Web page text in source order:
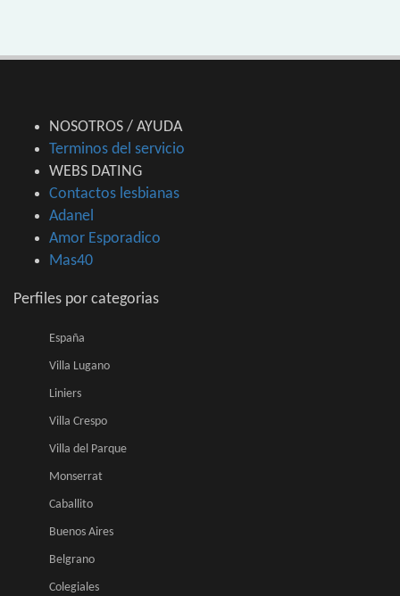
NOSOTROS / AYUDA
Terminos del servicio
WEBS DATING
Contactos lesbianas
Adanel
Amor Esporadico
Mas40
Perfiles por categorias
España
Villa Lugano
Liniers
Villa Crespo
Villa del Parque
Monserrat
Caballito
Buenos Aires
Belgrano
Colegiales